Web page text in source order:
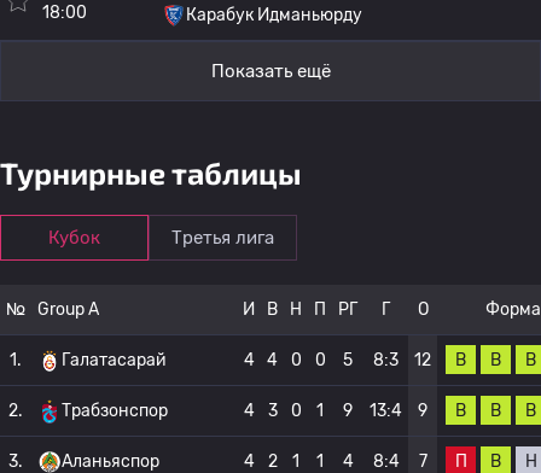
18:00
Карабук Идманьюрду
Показать ещё
Турнирные таблицы
Кубок Третья лига
№ Group A И В Н П РГ Г О Форма
1. Галатасарай 4 4 0 0 5 8:3 12 В В В
2. Трабзонспор 4 3 0 1 9 13:4 9 В В В
3. Аланьяспор 4 2 1 1 4 8:4 7 П В Н